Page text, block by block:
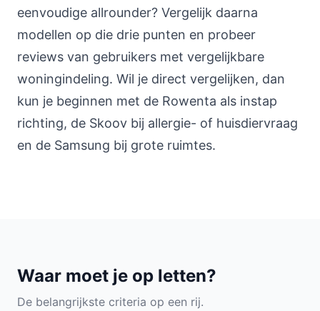
eenvoudige allrounder? Vergelijk daarna
modellen op die drie punten en probeer
reviews van gebruikers met vergelijkbare
woningindeling. Wil je direct vergelijken, dan
kun je beginnen met de Rowenta als instap
richting, de Skoov bij allergie- of huisdiervraag
en de Samsung bij grote ruimtes.
Waar moet je op letten?
De belangrijkste criteria op een rij.